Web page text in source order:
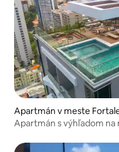
Apartmán v meste
Apartmán s výhľadom na